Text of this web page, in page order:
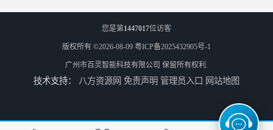
潮州人脸识别系统价格 能够识别活体人脸 非接触性 潮州智能人脸识别系统 可以应用于不同场景 高度自动化
您是第1447017位访客
版权所有 ©2026-08-09 粤ICP备2025432905号-1
广州市百灵智能科技有限公司 保留所有权利.
技术支持： 八方资源网 免责声明 管理员入口 网站地图